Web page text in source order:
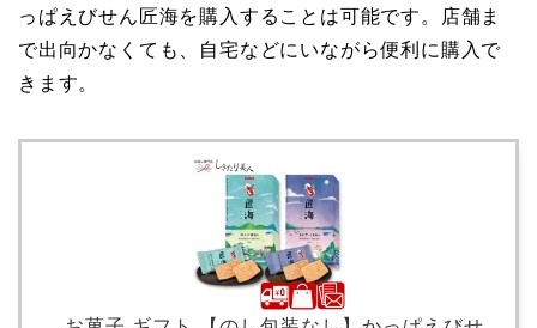
っぱえびせん匠海を購入することは可能です。店舗ま
で出向かなくても、自宅などにいながら便利に購入で
きます。